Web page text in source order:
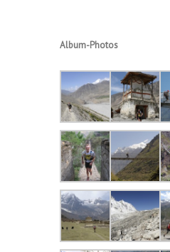
Album-Photos